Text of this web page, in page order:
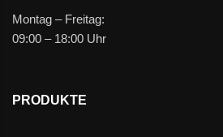
Montag – Freitag:
09:00 – 18:00 Uhr
PRODUKTE